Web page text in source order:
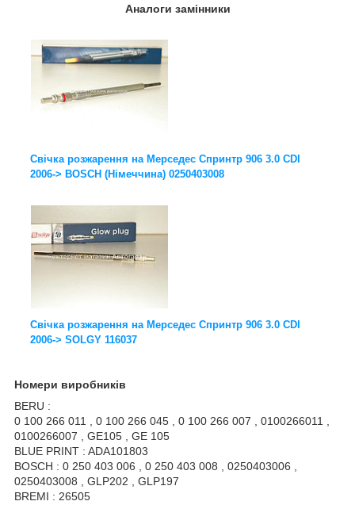
Аналоги замінники
Свічка розжарення на Мерседес Спринтр 906 3.0 CDI
2006-> BOSCH (Німеччина) 0250403008
Свічка розжарення на Мерседес Спринтр 906 3.0 CDI
2006-> SOLGY 116037
Номери виробників
BERU :
0 100 266 011 , 0 100 266 045 , 0 100 266 007 , 0100266011 ,
0100266007 , GE105 , GE 105
BLUE PRINT : ADA101803
BOSCH : 0 250 403 006 , 0 250 403 008 , 0250403006 ,
0250403008 , GLP202 , GLP197
BREMI : 26505